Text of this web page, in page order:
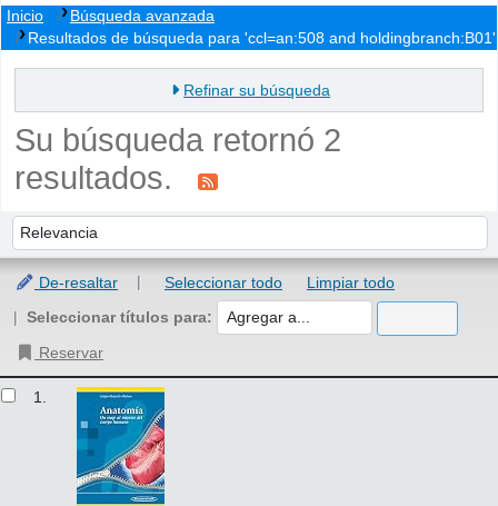
Inicio
Búsqueda avanzada
Resultados de búsqueda para 'ccl=an:508 and holdingbranch:B01'
Refinar su búsqueda
Su búsqueda retornó 2
resultados.
Ordenar por:
De-resaltar Seleccionar todo
Limpiar todo
Seleccionar títulos para:
Reservar
1.